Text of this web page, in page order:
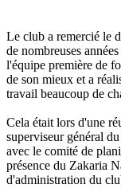
Le club a remercié le
de nombreuses
l'équipe première de
de son mieux et a
travail beaucoup de
Cela était lors d'une
superviseur général
avec le comité de
présence du Zakaria
d'administration du